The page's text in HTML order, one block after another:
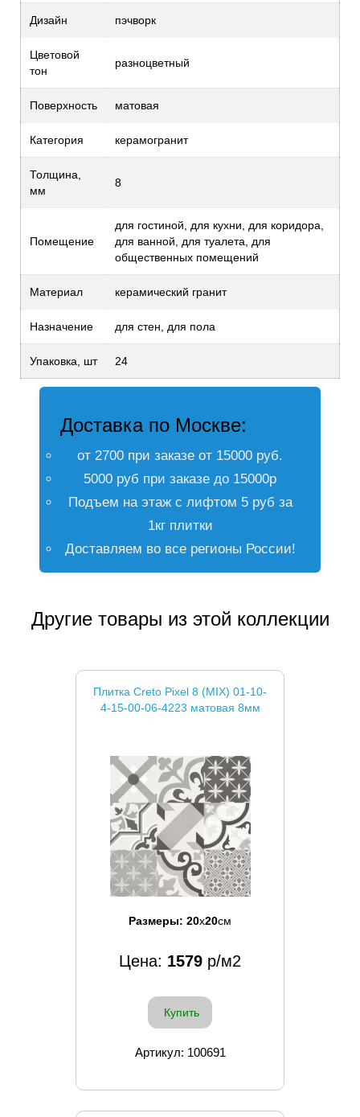
Дизайн пэчворк
Цветовой
тон
разноцветный
Поверхность матовая
Категория керамогранит
Толщина,
мм
8
Помещение
для гостиной, для кухни, для коридора,
для ванной, для туалета, для
общественных помещений
Материал керамический гранит
Назначение для стен, для пола
Упаковка, шт 24
Доставка по Москве:
от 2700 при заказе от 15000 руб.
5000 руб при заказе до 15000р
Подъем на этаж с лифтом 5 руб за
1кг плитки
Доставляем во все регионы России!
Другие товары из этой коллекции
Плитка Creto Pixel 8 (MIX) 01-10-
4-15-00-06-4223 матовая 8мм
Размеры: 20x20см
Цена: 1579 р/м2
Купить
Артикул: 100691